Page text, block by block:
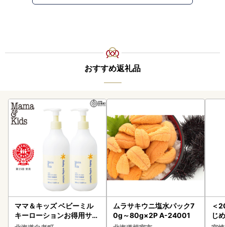
おすすめ返礼品
ママ＆キッズ ベビーミル
キーローションお得用サイ
ズ 380ml 2本セット CH21
ムラサキウニ塩水パック7
0g～80g×2P A-24001
＜
じ
ロ